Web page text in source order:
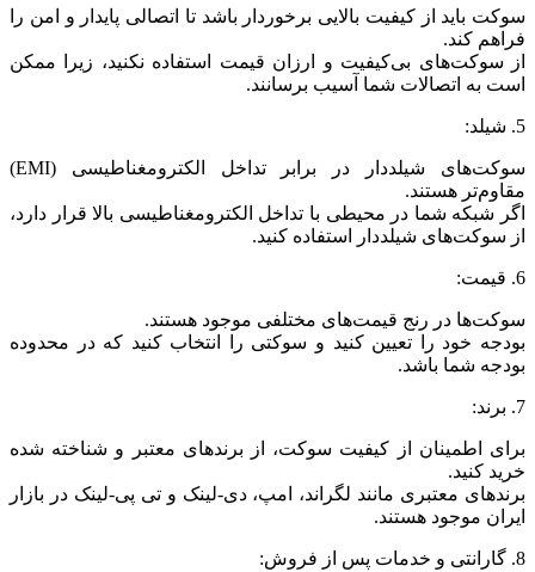
سوکت باید از کیفیت بالایی برخوردار باشد تا اتصالی پایدار و امن را
فراهم کند.
از سوکت‌های بی‌کیفیت و ارزان قیمت استفاده نکنید، زیرا ممکن
است به اتصالات شما آسیب برسانند.
5. شیلد:
سوکت‌های شیلددار در برابر تداخل الکترومغناطیسی (EMI)
مقاوم‌تر هستند.
اگر شبکه شما در محیطی با تداخل الکترومغناطیسی بالا قرار دارد،
از سوکت‌های شیلددار استفاده کنید.
6. قیمت:
سوکت‌ها در رنج قیمت‌های مختلفی موجود هستند.
بودجه خود را تعیین کنید و سوکتی را انتخاب کنید که در محدوده
بودجه شما باشد.
7. برند:
برای اطمینان از کیفیت سوکت، از برندهای معتبر و شناخته شده
خرید کنید.
برندهای معتبری مانند لگراند، امپ، دی-لینک و تی پی-لینک در بازار
ایران موجود هستند.
8. گارانتی و خدمات پس از فروش: